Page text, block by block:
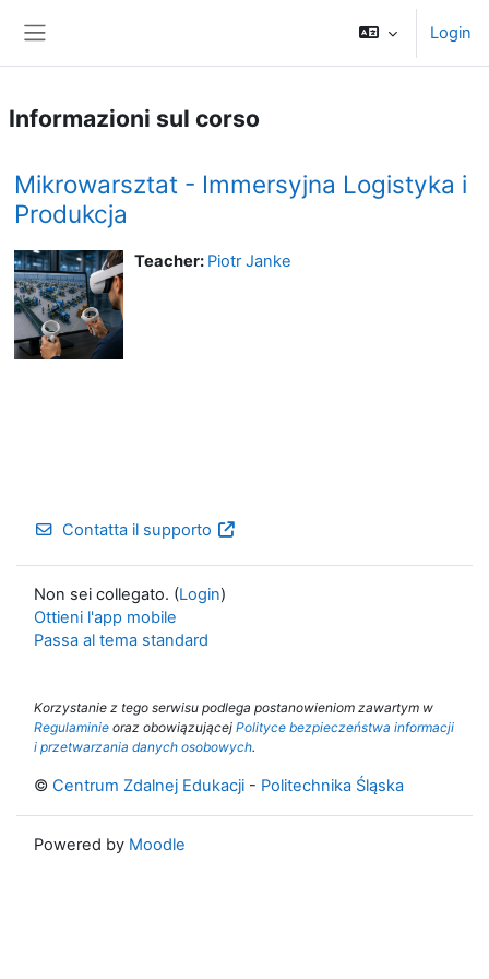
Login
Informazioni sul corso
Mikrowarsztat - Immersyjna Logistyka i
Produkcja
Teacher: Piotr Janke
Contatta il supporto
Non sei collegato. (Login)
Ottieni l'app mobile
Passa al tema standard
Korzystanie z tego serwisu podlega postanowieniom zawartym w
Regulaminie oraz obowiązującej Polityce bezpieczeństwa informacji
i przetwarzania danych osobowych.
© Centrum Zdalnej Edukacji - Politechnika Śląska
Powered by Moodle